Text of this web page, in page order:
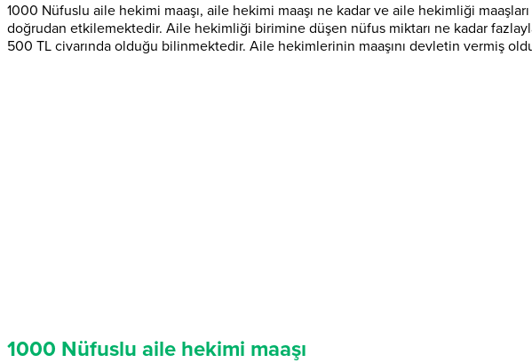
1000 Nüfuslu aile hekimi maaşı, aile hekimi maaşı ne kadar ve aile hekimliği
doğrudan etkilemektedir. Aile hekimliği birimine düşen nüfus miktarı ne kadar
500 TL civarında olduğu bilinmektedir. Aile hekimlerinin maaşını devletin vermiş
1000 Nüfuslu aile hekimi maaşı